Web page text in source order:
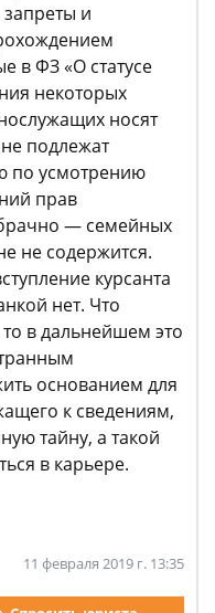
и
в ФЗ «О статусе
некоторых
носят
подлежат
по усмотрению
прав
— семейных
не содержится.
курсанта
нет. Что
то в дальнейшем это
основанием для
к сведениям,
тайну, а такой
в карьере.
11 февраля 2019 г. 13:35